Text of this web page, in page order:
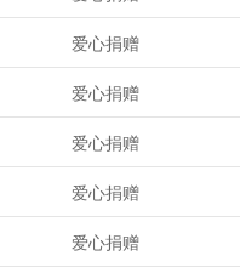
爱心捐赠
爱心捐赠
爱心捐赠
爱心捐赠
爱心捐赠